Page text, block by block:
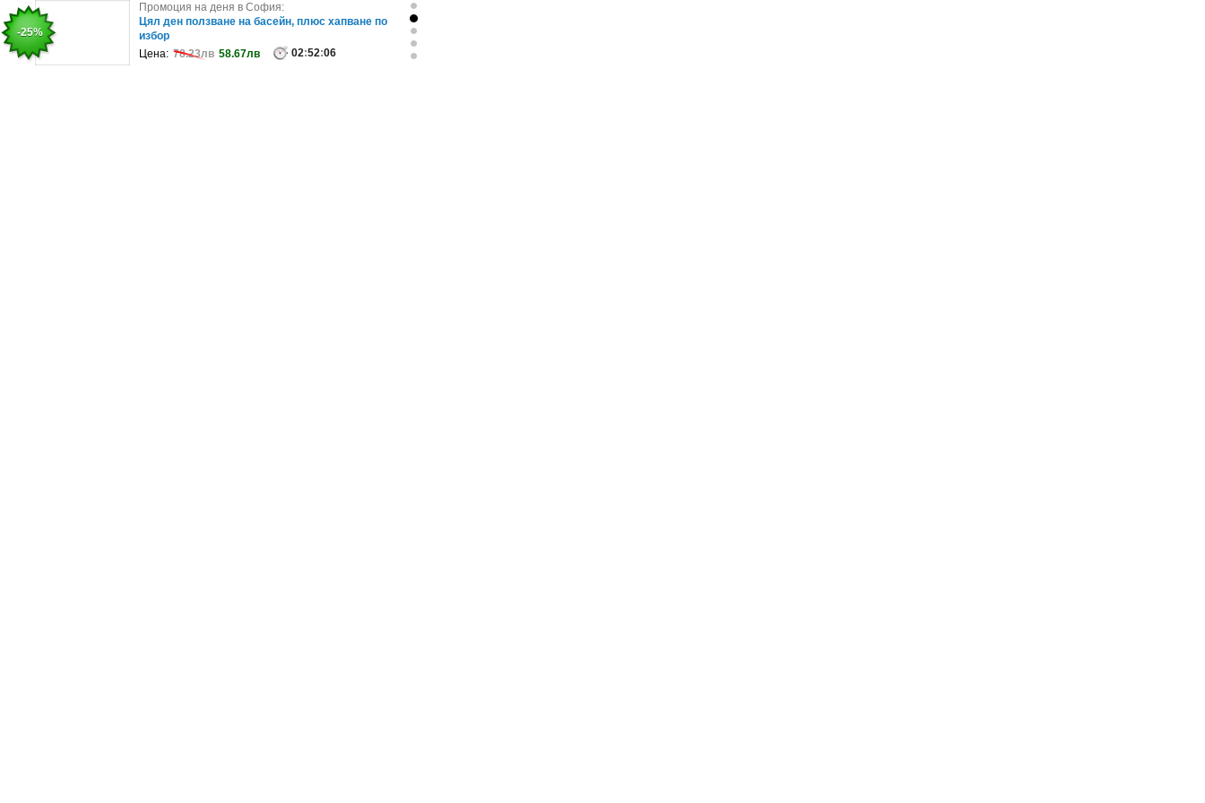
-30%
Промоция на деня в София:
Антиейдж терапия за лице: RF, вакуум масаж,
плюс EMS и бонус - хидратираща..
Цена: 94.99лв 66.50лв 50:52:10
-25%
Промоция на деня в София:
Цял ден ползване на басейн, плюс хапване по
избор
Цена: 78.23лв 58.67лв 02:52:06